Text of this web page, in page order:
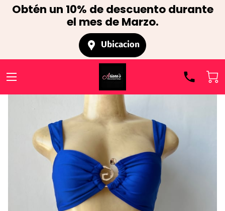
Obtén un 10% de descuento durante
el mes de Marzo.
Ubicacion